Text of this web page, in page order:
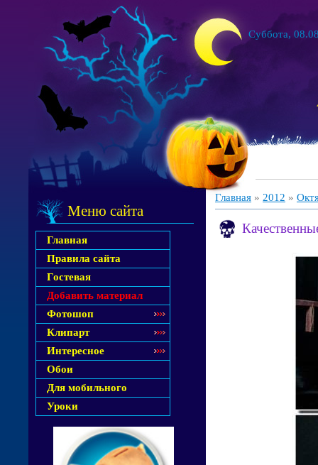
Суббота,
Меню сайта
Главная
Правила сайта
Гостевая
Добавить материал
Фотошоп
Клипарт
Интересное
Обои
Для мобильного
Уроки
Главная » 2012 »